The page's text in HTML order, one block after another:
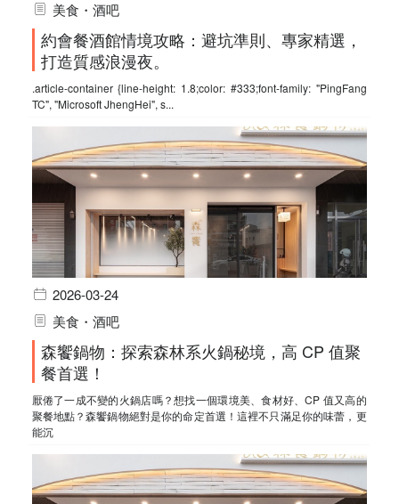
美食・酒吧
約會餐酒館情境攻略：避坑準則、專家精選，
打造質感浪漫夜。
.article-container {line-height: 1.8;color: #333;font-family: "PingFang
TC", "Microsoft JhengHei", s...
2026-03-24
美食・酒吧
森饗鍋物：探索森林系火鍋秘境，高 CP 值聚
餐首選！
厭倦了一成不變的火鍋店嗎？想找一個環境美、食材好、CP 值又高的
聚餐地點？森饗鍋物絕對是你的命定首選！這裡不只滿足你的味蕾，更
能沉